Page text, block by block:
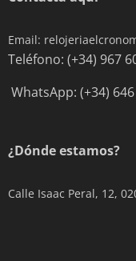
Email:
Teléfono: (+34)
WhatsApp: (+34)
¿Dónde estamos?
Calle Isaac Peral, 12,